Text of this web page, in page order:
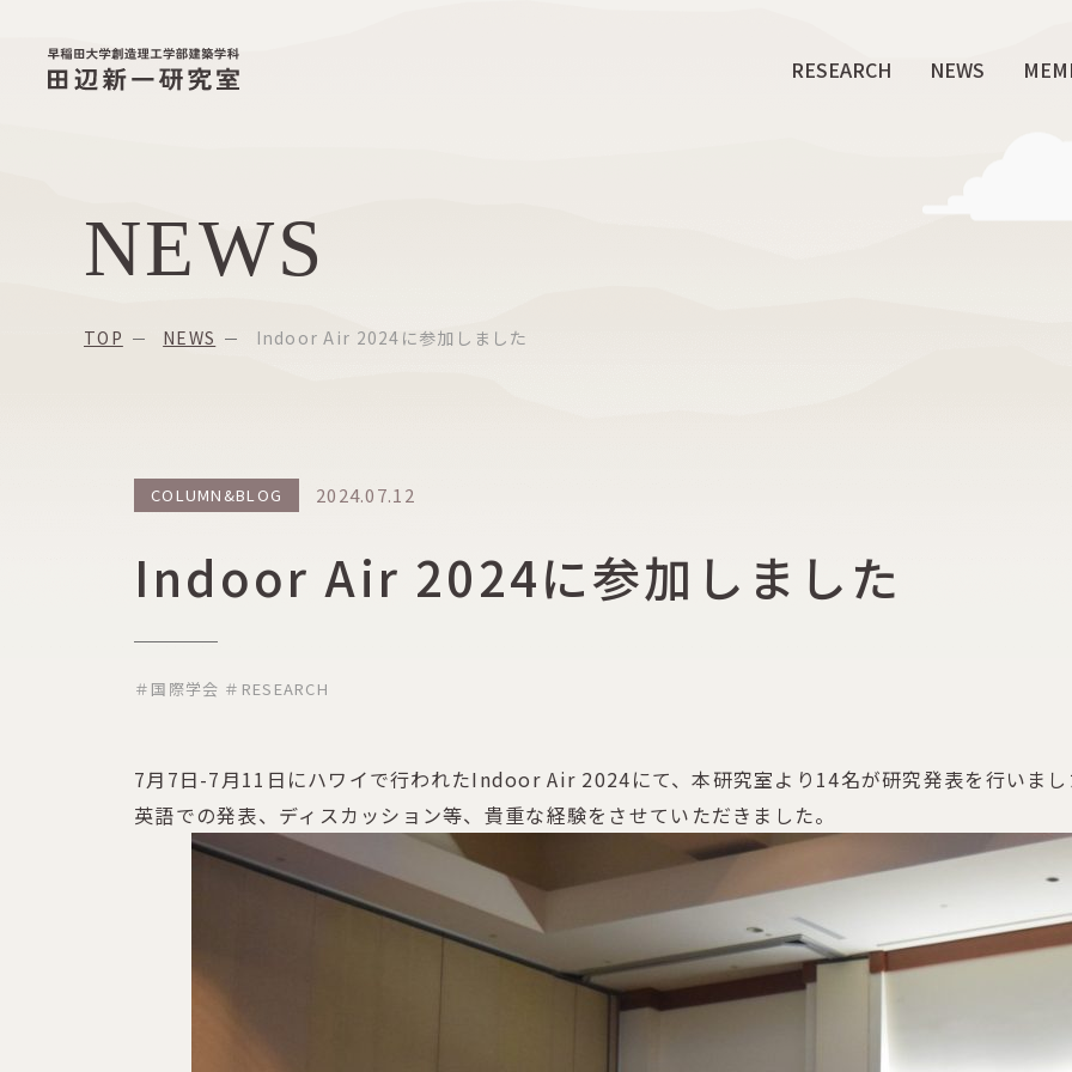
RESEARCH NEWS
NEWS
TOP NEWS Indoor Air 2024に参加しました
COLUMN&BLOG 2024.07.12
Indoor Air 2024に参加しました
＃国際学会 ＃RESEARCH
7月7日-7月11日にハワイで行われたIndoor Air 2024にて、本研究室より14名が研究発表を行いま
英語での発表、ディスカッション等、貴重な経験をさせていただきました。